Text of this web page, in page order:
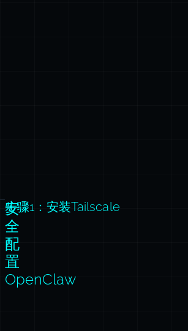
安
全
配
步骤1：安装Tailscale